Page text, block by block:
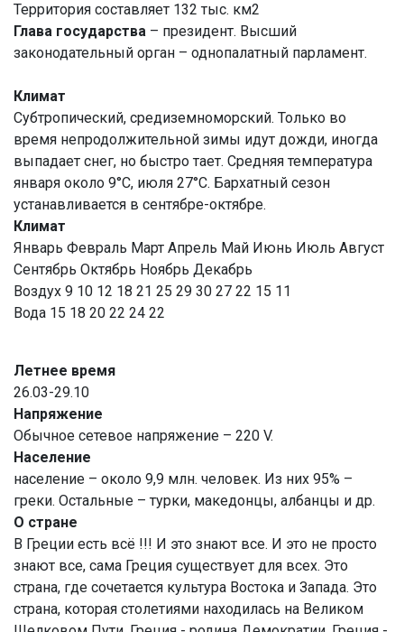
Территория составляет 132 тыс. км2
Глава государства – президент. Высший
законодательный орган – однопалатный парламент.
Климат
Субтропический, средиземноморский. Только во
время непродолжительной зимы идут дожди, иногда
выпадает снег, но быстро тает. Средняя температура
января около 9°C, июля 27°C. Бархатный сезон
устанавливается в сентябре-октябре.
Климат
Январь Февраль Март Апрель Май Июнь Июль Август
Сентябрь Октябрь Ноябрь Декабрь
Воздух 9 10 12 18 21 25 29 30 27 22 15 11
Вода 15 18 20 22 24 22
Летнее время
26.03-29.10
Напряжение
Обычное сетевое напряжение – 220 V.
Население
население – около 9,9 млн. человек. Из них 95% –
греки. Остальные – турки, македонцы, албанцы и др.
О стране
В Греции есть всё !!! И это знают все. И это не просто
знают все, сама Греция существует для всех. Это
страна, где сочетается культура Востока и Запада. Это
страна, которая столетиями находилась на Великом